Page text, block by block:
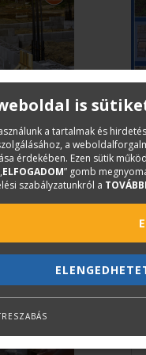
ISTVÁN
leszek I.
3
is
a tartalmak és
a
érdekében. Ezen sütik
ELFOGADOM” gomb
szabályzatunkról a